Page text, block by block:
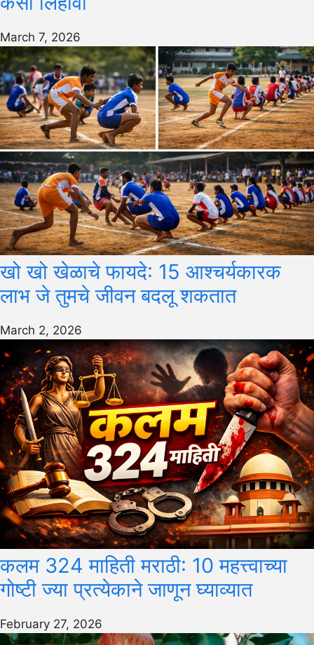
March 7, 2026
खो खो खेळाचे फायदे: 15 आश्चर्यकारक
लाभ जे तुमचे जीवन बदलू शकतात
March 2, 2026
कलम 324 माहिती मराठी: 10 महत्त्वाच्या
गोष्टी ज्या प्रत्येकाने जाणून घ्याव्यात
February 27, 2026